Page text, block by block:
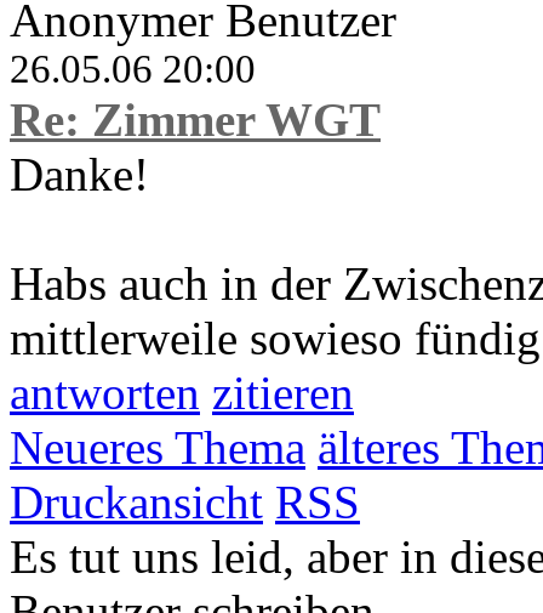
Anonymer Benutzer
26.05.06 20:00
Re: Zimmer WGT
Danke!
Habs auch in der
mittlerweile sowieso
antworten zitieren
Neueres Thema älteres
Druckansicht RSS
Es tut uns leid, aber in